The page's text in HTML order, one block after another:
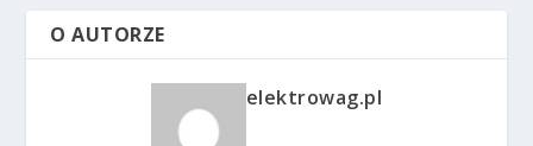
O AUTORZE
elektrowag.pl